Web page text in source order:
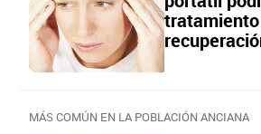
MÁS COMÚN EN LA POBLACIÓN ANCIANA